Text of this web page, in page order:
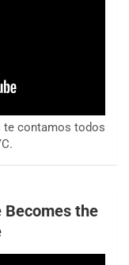
te contamos todos
Becomes the